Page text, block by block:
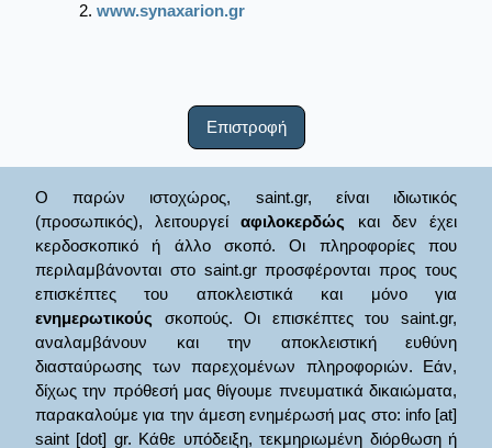
www.synaxarion.gr
Επιστροφή
Ο παρών ιστοχώρος, saint.gr, είναι ιδιωτικός
(προσωπικός), λειτουργείαφιλοκερδώς και δεν έχει
κερδοσκοπικό ή άλλο σκοπό. Οι πληροφορίες που
περιλαμβάνονται στο saint.gr προσφέρονται προς τους
επισκέπτες του αποκλειστικά και μόνο για
ενημερωτικούς σκοπούς. Οι επισκέπτες του saint.gr,
αναλαμβάνουν και την αποκλειστική ευθύνη
διασταύρωσης των παρεχομένων πληροφοριών. Εάν,
δίχως την πρόθεσή μας θίγουμε πνευματικά δικαιώματα,
παρακαλούμε για την άμεση ενημέρωσή μας στο: info [at]
saint [dot] gr. Κάθε υπόδειξη, τεκμηριωμένη διόρθωση ή